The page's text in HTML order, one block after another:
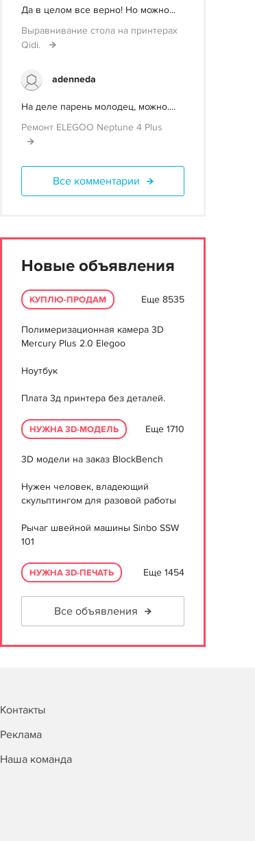
Да в целом все верно! Но можно...
Выравнивание стола на принтерах
Qidi.
adenneda
На деле парень молодец, можно....
Ремонт ELEGOO Neptune 4 Plus
Все комментарии
Новые объявления
КУПЛЮ-ПРОДАМ Еще 8535
Полимеризационная камера 3D
Mercury Plus 2.0 Elegoo
Ноутбук
Плата 3д принтера без деталей.
НУЖНА 3D-МОДЕЛЬ Еще 1710
3D модели на заказ BlockBench
Нужен человек, владеющий
скульптингом для разовой работы
Рычаг швейной машины Sinbo SSW
101
НУЖНА 3D-ПЕЧАТЬ Еще 1454
Все объявления
Контакты
Реклама
Наша команда